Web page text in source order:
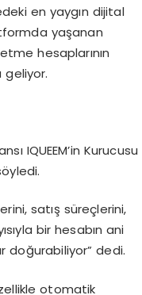
en yaygın dijital
yaşanan
hesaplarının
geliyor.
IQUEEM’in Kurucusu
satış süreçlerini,
bir hesabın ani
doğurabiliyor” dedi.
otomatik